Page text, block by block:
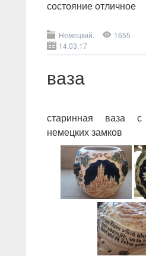
состояние отличное
Немецкий.
1655
14.03.17
ваза
старинная ваза с
немецких замков